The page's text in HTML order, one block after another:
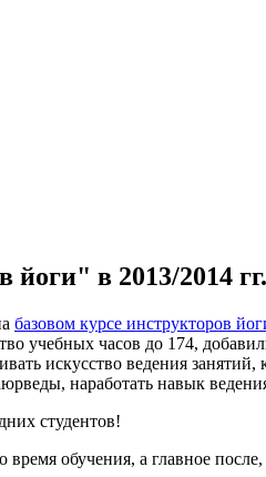
в 2013/2014 гг.
базовом курсе инструкторов
учебных часов до 174,
искусство ведения
наработать навык
студентов!
обучения, а главное